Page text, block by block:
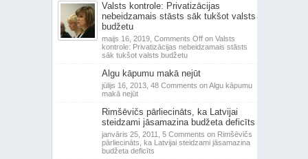
Valsts kontrole: Privatizācijas
nebeidzamais stāsts sāk tukšot valsts
budžetu
maijs 16, 2019, Comments Offon Valsts
kontrole: Privatizācijas nebeidzamais stāsts
sāk tukšot valsts budžetu
Algu kāpumu makā nejūt
jūlijs 16, 2013, 48 Comments on Algu kāpumu
makā nejūt
Rimšēvičs pārliecināts, ka Latvijai
steidzami jāsamazina budžeta deficīts
janvāris 25, 2011, 5 Comments on Rimšēvičs
pārliecināts, ka Latvijai steidzami jāsamazina
budžeta deficīts